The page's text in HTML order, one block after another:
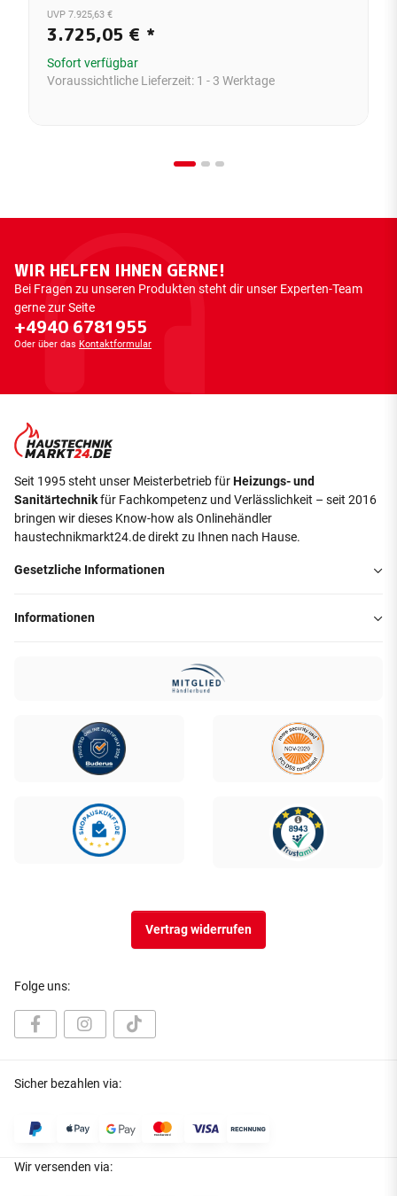
UVP 7.925,63 €
3.725,05 € *
Sofort verfügbar
Voraussichtliche Lieferzeit: 1 - 3 Werktage
WIR HELFEN IHNEN GERNE!
Bei Fragen zu unseren Produkten steht dir unser Experten-Team
gerne zur Seite
+4940 6781955
Oder über das Kontaktformular
Seit 1995 steht unser Meisterbetrieb fürHeizungs- und
Sanitärtechnikfür Fachkompetenz und Verlässlichkeit – seit 2016
bringen wir dieses Know-how als Onlinehändler
haustechnikmarkt24.de direkt zu Ihnen nach Hause.
Gesetzliche Informationen
Informationen
Vertrag widerrufen
Folge uns:
Sicher bezahlen via:
Wir versenden via: